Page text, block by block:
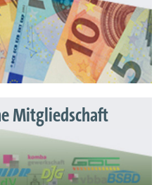
Mitgliedschaft